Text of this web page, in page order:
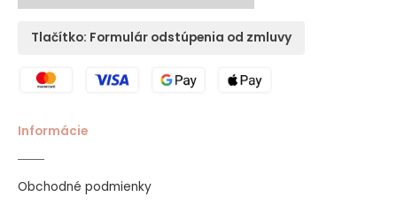
Tlačítko: Formulár odstúpenia od zmluvy
Informácie
Obchodné podmienky